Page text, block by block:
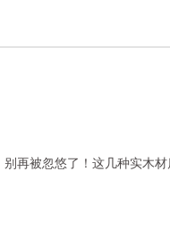
别再被忽悠了！这几种实木